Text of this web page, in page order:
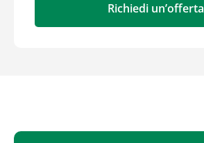
Richiedi un’offerta